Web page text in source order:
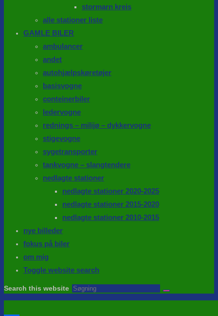
stormarn kreis
alle stationer liste
GAMLE BILER
ambulancer
andet
autohjælpskøretøjer
basisvogne
conteinerbiler
ledervogne
rednings – milijø – dykkervogne
stigevogne
sygetransporter
tankvogne – slangtendere
nedlagte stationer
nedlagte stationer 2020-2025
nedlagte stationer 2015-2020
nedlagte stationer 2010-2015
nye billeder
fokus på biler
om mig
Toggle website search
Search this website